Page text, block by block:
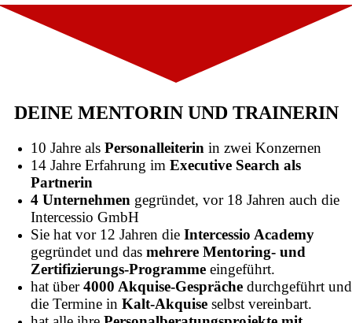
DEINE MENTORIN UND TRAINERIN
10 Jahre alsPersonalleiterin in zwei Konzernen
14 Jahre Erfahrung imExecutive Search als
Partnerin
4 Unternehmen gegründet, vor 18 Jahren auch die
Intercessio GmbH
Sie hat vor 12 Jahren die Intercessio Academy
gegründet und das mehrere Mentoring- und
Zertifizierungs-Programmeeingeführt.
hat über4000 Akquise-Gesprächedurchgeführt und
die Termine inKalt-Akquiseselbst vereinbart.